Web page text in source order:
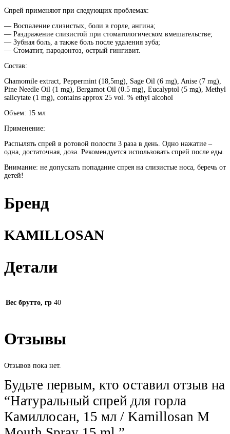
Спрей применяют при следующих проблемах:
— Воспаление слизистых, боли в горле, ангина;
— Раздражение слизистой при стоматологическом вмешательстве;
— Зубная боль, а также боль после удаления зуба;
— Стоматит, пародонтоз, острый гингивит.
Состав:
Chamomile extract, Peppermint (18,5mg), Sage Oil (6 mg), Anise (7 mg),
Pine Needle Oil (1 mg), Bergamot Oil (0.5 mg), Eucalyptol (5 mg), Methyl
salicytate (1 mg), contains approx 25 vol. % ethyl alcohol
Объем: 15 мл
Применение:
Распылять спрей в ротовой полости 3 раза в день. Одно нажатие –
одна, достаточная, доза. Рекомендуется использовать спрей после еды.
Внимание: не допускать попадание спрея на слизистые носа, беречь от
детей!
Бренд
KAMILLOSAN
Детали
Вес брутто, гр 40
Отзывы
Отзывов пока нет.
Будьте первым, кто оставил отзыв на
“Натуральный спрей для горла
Камиллосан, 15 мл / Kamillosan M